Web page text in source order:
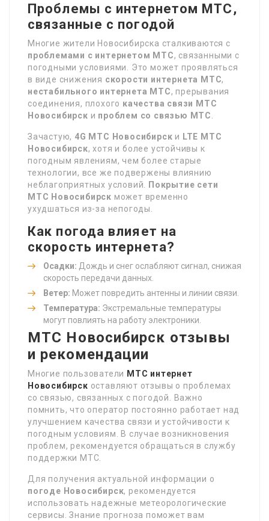
Проблемы с интернетом МТС,
связанные с погодой
Многие жители Новосибирска сталкиваются с
проблемами с интернетом МТС, связанными с
погодными условиями. Это может проявляться
в виде снижения скорости интернета МТС,
нестабильного интернета МТС, прерывания
соединения, плохого качества связи МТС
Новосибирск и проблем со связью МТС
Зачастую, 4G МТС Новосибирск и LTE МТС
Новосибирск, хотя и более устойчивы к
погодным явлениям, чем более старые
технологии, все же подвержены влиянию
неблагоприятных условий.
Покрытие сети
МТС Новосибирск может временно
ухудшаться из-за непогоды.
Как погода влияет на
скорость интернета?
Осадки: Дождь и снег ослабляют сигнал, снижая
скорость передачи данных.
Ветер: Может повредить антенны и линии связи.
Температура: Экстремальные температуры
могут повлиять на работу электроники.
МТС Новосибирск отзывы
и рекомендации
Многие пользователи МТС интернет
Новосибирск оставляют отзывы о проблемах
со связью, связанных с погодой. Важно
помнить, что оператор постоянно работает над
улучшением качества связи и устойчивости к
погодным условиям. В случае возникновения
проблем, рекомендуется обращаться в службу
поддержки МТС.
Для получения актуальной информации о
погоде Новосибирск, рекомендуется
использовать надежные метеорологические
сервисы. Знание прогноза поможет вам